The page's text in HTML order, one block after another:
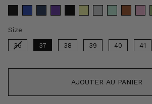
Size
36 37 38 39 40 41
AJOUTER AU PANIER